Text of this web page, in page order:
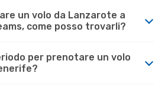
un volo da Lanzarote a
come posso trovarli?
per prenotare un volo